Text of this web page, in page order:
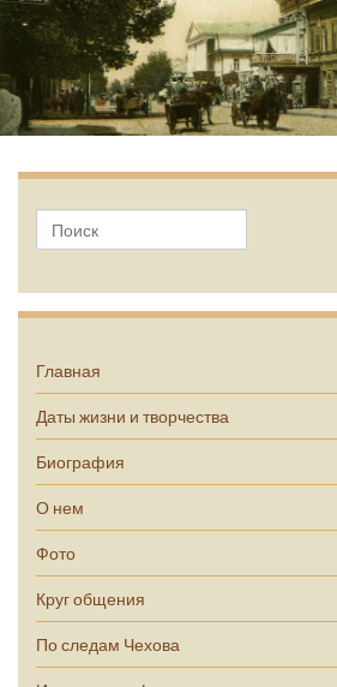
Главная
Даты жизни и творчества
Биография
О нем
Фото
Круг общения
По следам Чехова